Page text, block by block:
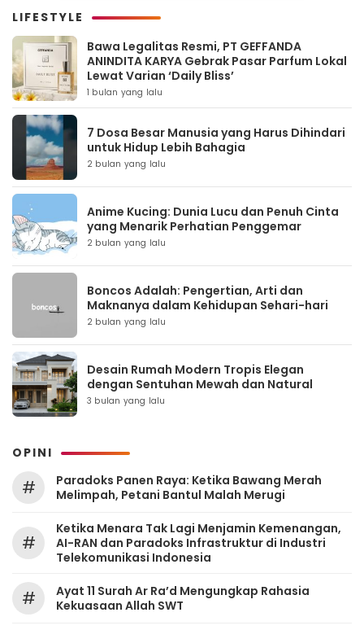
LIFESTYLE
Bawa Legalitas Resmi, PT GEFFANDA
ANINDITA KARYA Gebrak Pasar Parfum Lokal
Lewat Varian ‘Daily Bliss’
1 bulan yang lalu
7 Dosa Besar Manusia yang Harus Dihindari
untuk Hidup Lebih Bahagia
2 bulan yang lalu
Anime Kucing: Dunia Lucu dan Penuh Cinta
yang Menarik Perhatian Penggemar
2 bulan yang lalu
Boncos Adalah: Pengertian, Arti dan
Maknanya dalam Kehidupan Sehari-hari
2 bulan yang lalu
Desain Rumah Modern Tropis Elegan
dengan Sentuhan Mewah dan Natural
3 bulan yang lalu
OPINI
#
Paradoks Panen Raya: Ketika Bawang Merah
Melimpah, Petani Bantul Malah Merugi
#
Ketika Menara Tak Lagi Menjamin Kemenangan,
AI-RAN dan Paradoks Infrastruktur di Industri
Telekomunikasi Indonesia
#
Ayat 11 Surah Ar Ra’d Mengungkap Rahasia
Kekuasaan Allah SWT